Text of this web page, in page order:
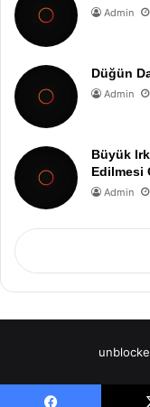
Admin
Düğün
Admin
Büyük
Edilmesi
Admin